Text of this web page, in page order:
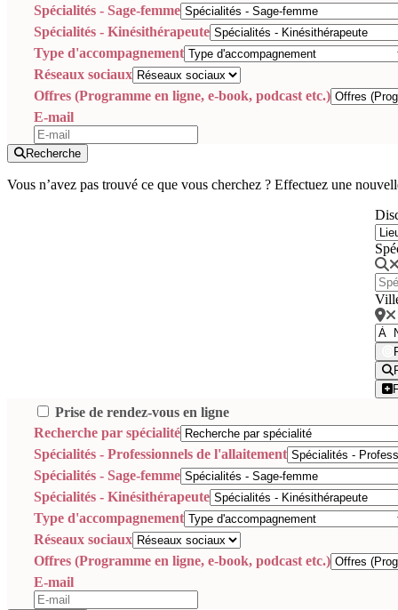
Spécialités - Sage-femme
Spécialités - Kinésithérapeute
Type d'accompagnement
Réseaux sociaux
Offres (Programme en ligne, e-book, podcast etc.)
E-mail
Recherche
Vous n’avez pas trouvé ce que vous cherchez ? Effectuez une
Prise de rendez-vous en ligne
Recherche par spécialité
Spécialités - Professionnels de l'allaitement
Spécialités - Sage-femme
Spécialités - Kinésithérapeute
Type d'accompagnement
Réseaux sociaux
Offres (Programme en ligne, e-book, podcast etc.)
E-mail